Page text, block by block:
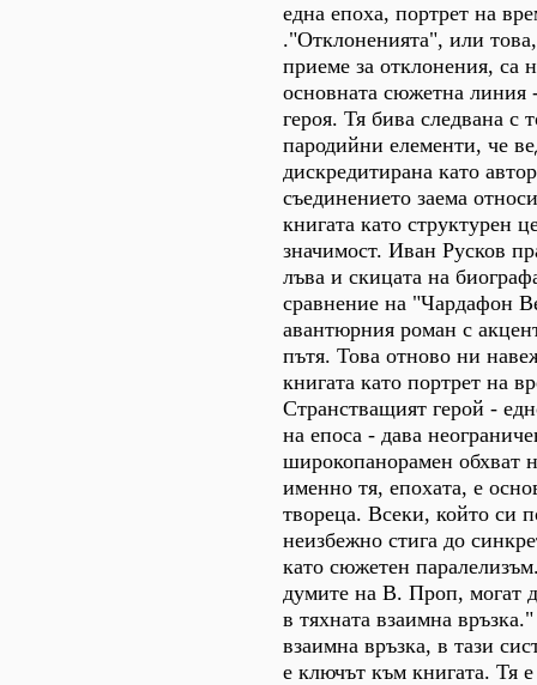
една епоха, портрет на
."Отклоненията", или
приеме за отклонения, са
основната сюжетна линия
героя. Тя бива следвана с
пародийни елементи, че
дискредитирана като
съединението заема
книгата като структурен
значимост. Иван Русков
лъва и скицата на
сравнение на "Чардафон
авантюрния роман с
пътя. Това отново ни
книгата като портрет на
Странстващият герой -
на епоса - дава
широкопанорамен обхват
именно тя, епохата, е
твореца. Всеки, който си
неизбежно стига до
като сюжетен
думите на В. Проп, могат
в тяхната взаимна
взаимна връзка, в тази
е ключът към книгата. Тя